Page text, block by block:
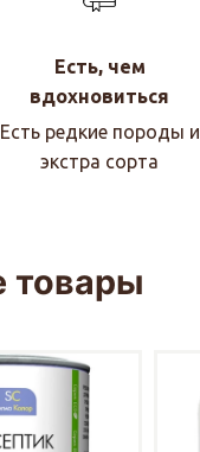
Есть, чем
вдохновиться
Есть редкие породы и
экстра сорта
товары